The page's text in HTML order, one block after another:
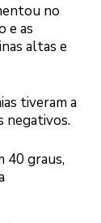
no
e as
altas e
tiveram a
negativos.
40 graus,